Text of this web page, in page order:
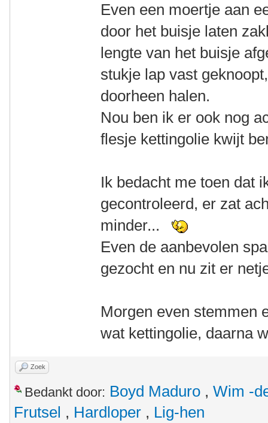
Even een moertje aan
door het buisje laten
lengte van het buisje
stukje lap vast
doorheen halen.
Nou ben ik er ook nog
flesje kettingolie kwijt
Ik bedacht me toen dat
gecontroleerd, er zat
minder...
Even de aanbevolen
gezocht en nu zit er
Morgen even stemmen
wat kettingolie, daarna
Zoek
Bedankt door: Boyd Maduro , Wim -
Frutsel , Hardloper , Lig-hen